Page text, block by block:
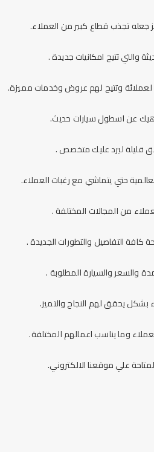
جعله تجذب قطاع كبير من العملاء.
والتي تتيح امكانيات جديدة .
لعملائة وتتيح لهم عروض وخدمات مميزة.
عن اسطول سيارات حديث.
قليلة ليرد عليك متخصص .
حتي يتماشي مع رغبات العملاء.
من المجالات المختلفة .
التفاصيل والتطورات الجديدة .
والسعر والسيارة المطلوبة .
بشكل يحقق لهم النجاح والتميز.
وما يناسب اعمالهم المختلفة.
علي موقعنا الالكتروني.